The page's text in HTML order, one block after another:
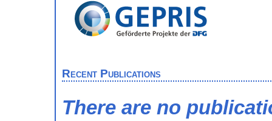
Recent Publications
There are no